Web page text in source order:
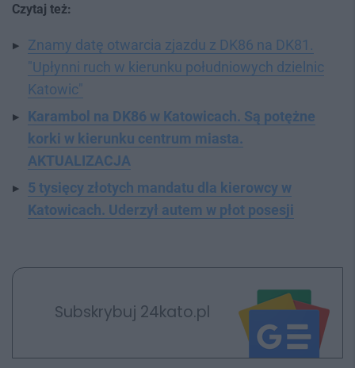
Czytaj też:
Znamy datę otwarcia zjazdu z DK86 na DK81.
"Upłynni ruch w kierunku południowych dzielnic
Katowic"
Karambol na DK86 w Katowicach. Są potężne
korki w kierunku centrum miasta.
AKTUALIZACJA
5 tysięcy złotych mandatu dla kierowcy w
Katowicach. Uderzył autem w płot posesji
Subskrybuj 24kato.pl